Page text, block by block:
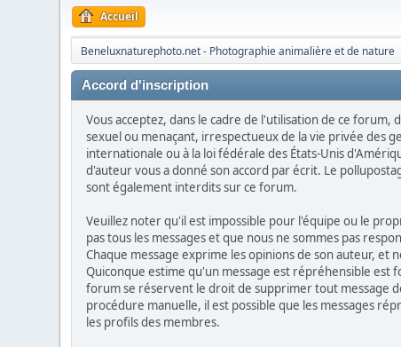
Accueil
Beneluxnaturephoto.net - Photographie animalière et de nature
Accord d'inscription
Vous acceptez, dans le cadre de l'utilisation de ce
sexuel ou menaçant, irrespectueux de la vie privée des
internationale ou à la loi fédérale des États-Unis
d'auteur vous a donné son accord par écrit. Le
sont également interdits sur ce forum.
Veuillez noter qu'il est impossible pour l'équipe ou le
pas tous les messages et que nous ne sommes pas
Chaque message exprime les opinions de son auteur,
Quiconque estime qu'un message est répréhensible
forum se réservent le droit de supprimer tout message
procédure manuelle, il est possible que les messages
les profils des membres.